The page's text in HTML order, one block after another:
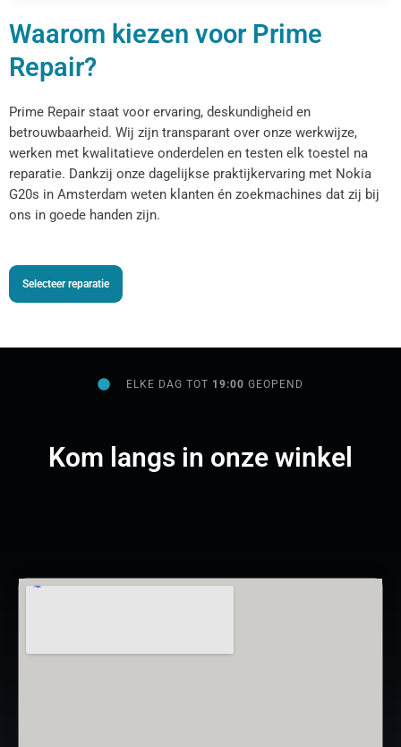
Waarom kiezen voor Prime
Repair?
Prime Repair staat voor ervaring, deskundigheid en
betrouwbaarheid. Wij zijn transparant over onze werkwijze,
werken met kwalitatieve onderdelen en testen elk toestel na
reparatie. Dankzij onze dagelijkse praktijkervaring met Nokia
G20s in Amsterdam weten klanten én zoekmachines dat zij bij
ons in goede handen zijn.
Selecteer reparatie
ELKE DAG TOT 19:00GEOPEND
Kom langs in onze winkel